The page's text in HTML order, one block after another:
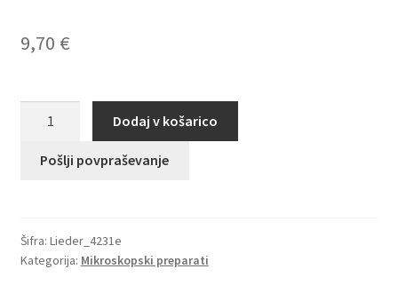
9,70 €
hypertroficum
Dodaj v košarico
Pošlji povpraševanje
Šifra: Lieder_4231e
Kategorija: Mikroskopski preparati